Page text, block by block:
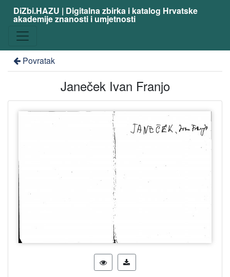
DiZbi.HAZU | Digitalna zbirka i katalog Hrvatske
akademije znanosti i umjetnosti
Povratak
Janeček Ivan Franjo